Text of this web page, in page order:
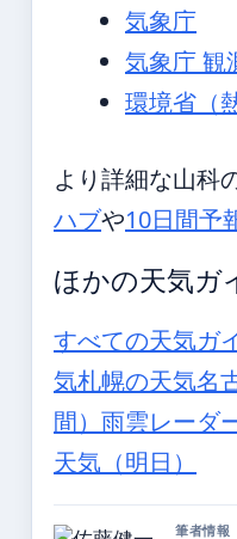
気象庁
気象庁 観
環境省（
より詳細な山科
ハブや10日間予
ほかの天気ガ
すべての天気ガ
気札幌の天気名
間） 雨雲レーダ
天気（明日）
筆者情報